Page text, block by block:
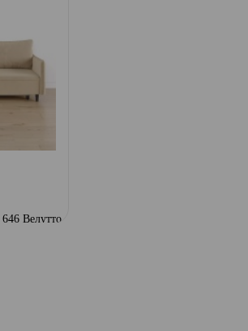
Велутто